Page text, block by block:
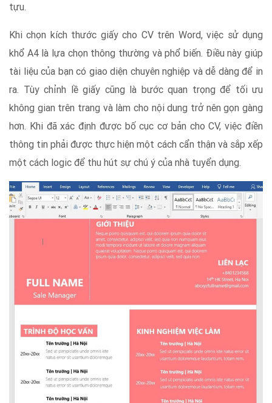
tựu.
Khi chọn kích thước giấy cho CV trên Word, việc sử dụng
khổ A4 là lựa chọn thông thường và phổ biến. Điều này giúp
tài liệu của bạn có giao diện chuyên nghiệp và dễ dàng để in
ra. Tùy chỉnh lề giấy cũng là bước quan trọng để tối ưu
không gian trên trang và làm cho nội dung trở nên gọn gàng
hơn. Khi đã xác định được bố cục cơ bản cho CV, việc điền
thông tin phải được thực hiện một cách cẩn thận và sắp xếp
một cách logic để thu hút sự chú ý của nhà tuyển dụng.